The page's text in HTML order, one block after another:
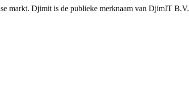
markt. Djimit is de publieke merknaam van DjimIT B.V.